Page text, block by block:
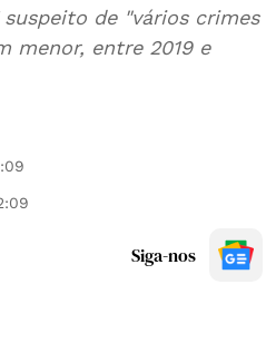
de "vários crimes
menor, entre 2019 e
Siga-nos